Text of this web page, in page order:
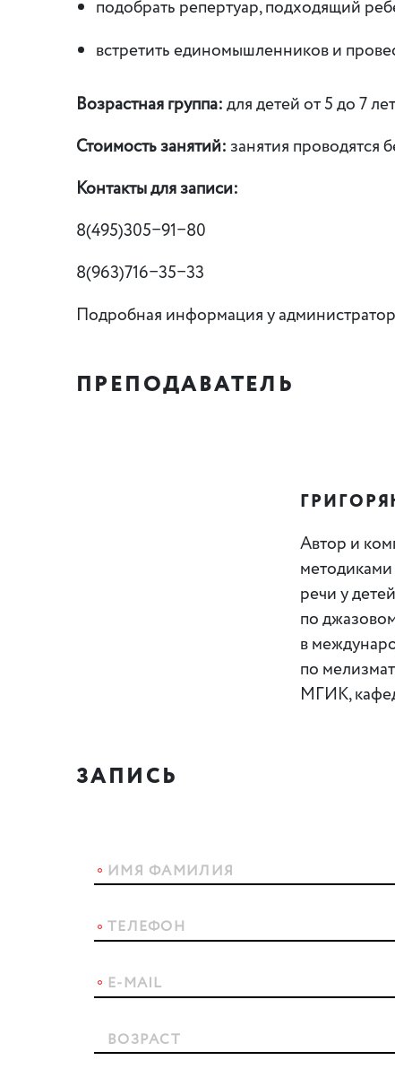
подобрать репертуар, подходящий
встретить единомышленников и
Возрастная группа:для детей от 5 до 7
Стоимость занятий:занятия проводятся
Контакты для записи:
8(495)305−91−80
8(963)716−35−33
Подробная информация у
ПРЕПОДАВАТЕЛЬ
Автор и
речи у
по
в
по
МГИК,
ЗАПИСЬ